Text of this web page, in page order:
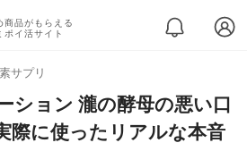
商品がもらえる
ポイ活サイト
サプリ
ション 瀧の酵母の悪い口
際に使ったリアルな本音